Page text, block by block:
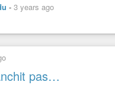
- 3 years ago
pas…